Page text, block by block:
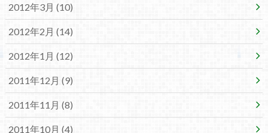
2012年3月 (10)
2012年2月 (14)
2012年1月 (12)
2011年12月 (9)
2011年11月 (8)
2011年10月 (4)